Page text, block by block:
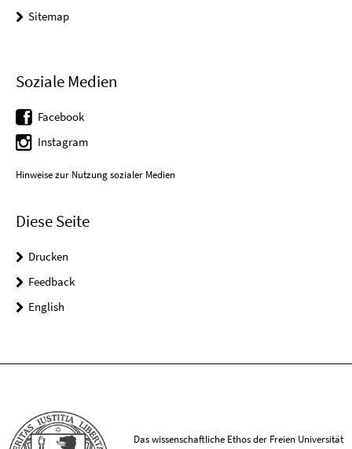
Sitemap
Soziale Medien
Facebook
Instagram
Hinweise zur Nutzung sozialer Medien
Diese Seite
Drucken
Feedback
English
Das wissenschaftliche Ethos der Freien Universität